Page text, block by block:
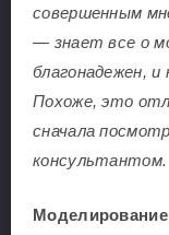
совершенным
— знает все о
благонадежен, и
Похоже, это
сначала
консультантом.